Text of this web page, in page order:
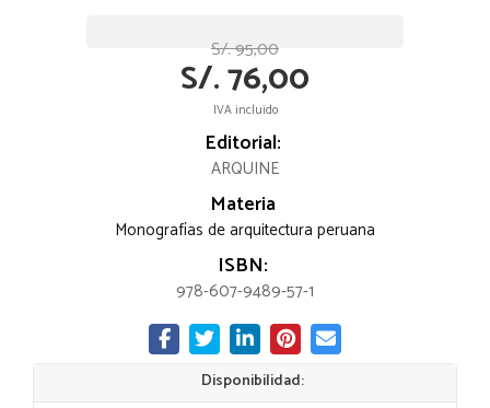
S/. 95,00
S/. 76,00
IVA incluido
Editorial:
ARQUINE
Materia
Monografías de arquitectura peruana
ISBN:
978-607-9489-57-1
Disponibilidad: